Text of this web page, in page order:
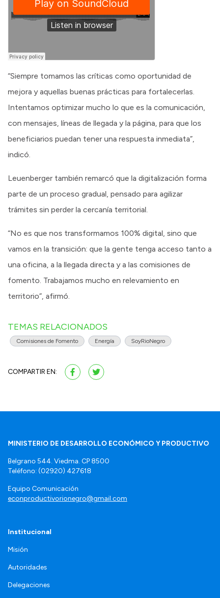
“Siempre tomamos las críticas como oportunidad de
mejora y aquellas buenas prácticas para fortalecerlas.
Intentamos optimizar mucho lo que es la comunicación,
con mensajes, líneas de llegada y la página, para que los
beneficiarios puedan tener una respuesta inmediata”,
indicó.
Leuenberger también remarcó que la digitalización forma
parte de un proceso gradual, pensado para agilizar
trámites sin perder la cercanía territorial.
“No es que nos transformamos 100% digital, sino que
vamos en la transición: que la gente tenga acceso tanto a
una oficina, a la llegada directa y a las comisiones de
fomento. Trabajamos mucho en relevamiento en
territorio”, afirmó.
TEMAS RELACIONADOS
Comisiones de Fomento Energía SoyRioNegro
COMPARTIR EN:
MINISTERIO DE DESARROLLO ECONÓMICO Y PRODUCTIVO
Belgrano 544. Viedma. CP 8500
Teléfono: (02920) 427618
Equipo Comunicación
econproductivorionegro@gmail.com
Institucional
Misión
Autoridades
Delegaciones